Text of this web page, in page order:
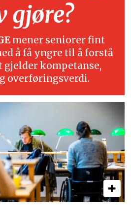
gjøre?
mener seniorer fint
å få yngre til å forstå
gjelder kompetanse,
overføringsverdi.